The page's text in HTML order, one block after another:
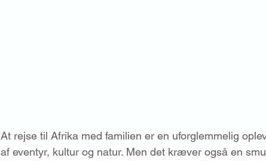
At rejse til Afrika med familien er en uforglemmelig
af eventyr, kultur og natur. Men det kræver også en